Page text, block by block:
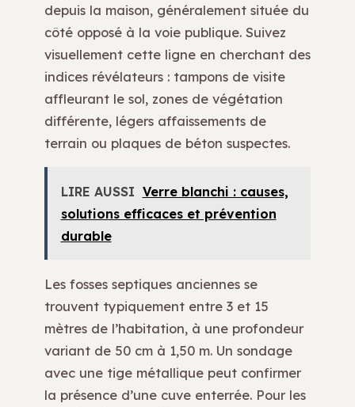
depuis la maison, généralement située du
côté opposé à la voie publique. Suivez
visuellement cette ligne en cherchant des
indices révélateurs : tampons de visite
affleurant le sol, zones de végétation
différente, légers affaissements de
terrain ou plaques de béton suspectes.
LIRE AUSSI Verre blanchi : causes,
solutions efficaces et prévention
durable
Les fosses septiques anciennes se
trouvent typiquement entre 3 et 15
mètres de l’habitation, à une profondeur
variant de 50 cm à 1,50 m. Un sondage
avec une tige métallique peut confirmer
la présence d’une cuve enterrée. Pour les